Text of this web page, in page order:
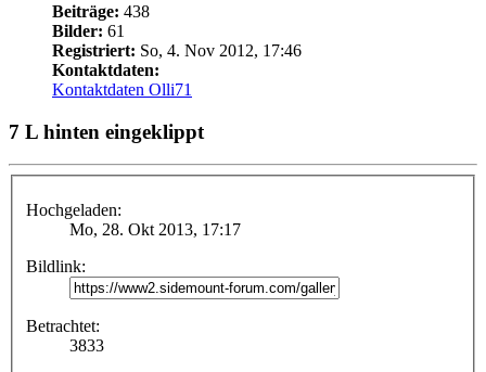
Beiträge: 438
Bilder: 61
Registriert: So, 4. Nov 2012, 17:46
Kontaktdaten:
Kontaktdaten Olli71
7 L hinten eingeklippt
Hochgeladen:
Mo, 28. Okt 2013, 17:17
Bildlink:
Betrachtet:
3833